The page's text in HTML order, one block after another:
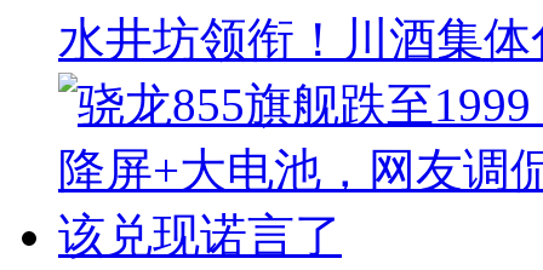
水井坊领衔！川酒集体